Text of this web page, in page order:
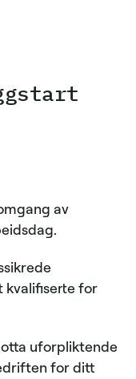
av
kvalifiserte for
uforpliktende
for ditt